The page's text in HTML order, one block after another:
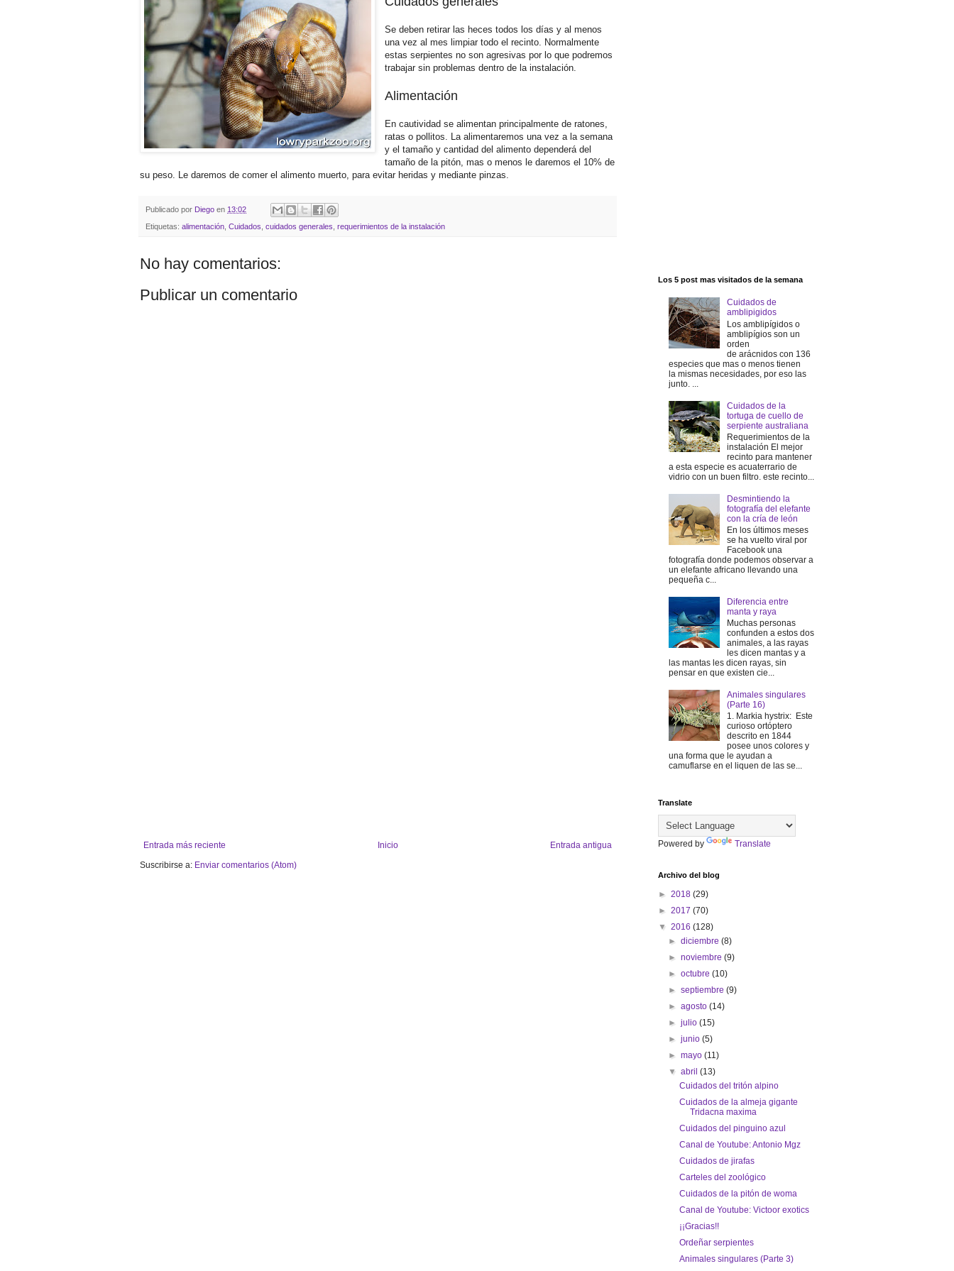
Se deben retirar las heces todos los días y al menos
una vez al mes limpiar todo el recinto. Normalmente
estas serpientes no son agresivas por lo que podremos
trabajar sin problemas dentro de la instalación.
Alimentación
En cautividad se alimentan principalmente de ratones,
ratas o pollitos. La alimentaremos una vez a la semana
y el tamaño y cantidad del alimento dependerá del
tamaño de la pitón, mas o menos le daremos el 10% de
su peso. Le daremos de comer el alimento muerto, para evitar heridas y mediante pinzas.
Publicado por Diego en 13:02
Etiquetas: alimentación Cuidados cuidados generales requerimientos de la instalación
No hay comentarios:
Publicar un comentario
Entrada más reciente Entrada antigua
Inicio
Suscribirse a: Enviar comentarios (Atom)
Los 5 post mas visitados de la semana
Cuidados de
amblipigidos
Los amblipígidos o
amblipígios son un
orden
de arácnidos con 136
especies que mas o menos tienen
la mismas necesidades, por eso las
junto. ...
Cuidados de la
tortuga de cuello de
serpiente australiana
Requerimientos de la
instalación El mejor
recinto para mantener
a esta especie es acuaterrario de
vidrio con un buen filtro. este recinto...
Desmintiendo la
fotografía del elefante
con la cría de león
En los últimos meses
se ha vuelto viral por
Facebook una
fotografía donde podemos observar a
un elefante africano llevando una
pequeña c...
Diferencia entre
manta y raya
Muchas personas
confunden a estos dos
animales, a las rayas
les dicen mantas y a
las mantas les dicen rayas, sin
pensar en que existen cie...
Animales singulares
(Parte 16)
1. Markia hystrix: Este
curioso ortóptero
descrito en 1844
posee unos colores y
una forma que le ayudan a
camuflarse en el liquen de las se...
Translate
Powered by Translate
Archivo del blog
► 2018 (29)
► 2017 (70)
▼ 2016 (128)
►diciembre(8)
►noviembre(9)
►octubre(10)
►septiembre(9)
►agosto(14)
►julio(15)
►junio(5)
►mayo(11)
▼abril(13)
Cuidados del tritón alpino
Cuidados de la almeja gigante
Tridacna maxima
Cuidados del pinguino azul
Canal de Youtube: Antonio Mgz
Cuidados de jirafas
Carteles del zoológico
Cuidados de la pitón de woma
Canal de Youtube: Victoor exotics
¡¡Gracias!!
Ordeñar serpientes
Animales singulares (Parte 3)